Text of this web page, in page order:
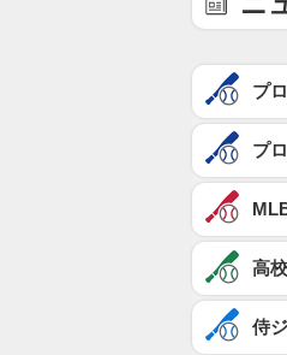
プ
プ
高
侍